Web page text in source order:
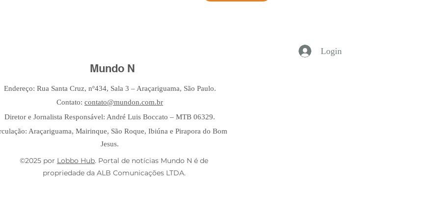
Login
Mundo N
Endereço: Rua Santa Cruz, nº434, Sala 3 – Araçariguama, São Paulo.
Contato: contato@mundon.com.br
Diretor e Jornalista Responsável: André Luis Boccato – MTB 06329.
Araçariguama, Mairinque, São Roque, Ibiúna e Pirapora do Bom
Jesus.
©2025 por Lobbo Hub. Portal de notícias Mundo N é de
propriedade da ALB Comunicações LTDA.